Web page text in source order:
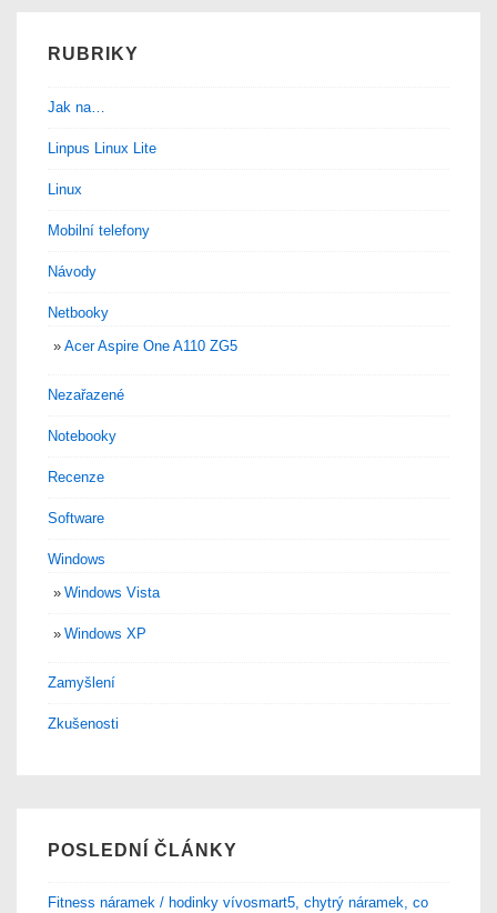
RUBRIKY
Jak na…
Linpus Linux Lite
Linux
Mobilní telefony
Návody
Netbooky
Acer Aspire One A110 ZG5
Nezařazené
Notebooky
Recenze
Software
Windows
Windows Vista
Windows XP
Zamyšlení
Zkušenosti
POSLEDNÍ ČLÁNKY
Fitness náramek / hodinky vívosmart5, chytrý náramek, co